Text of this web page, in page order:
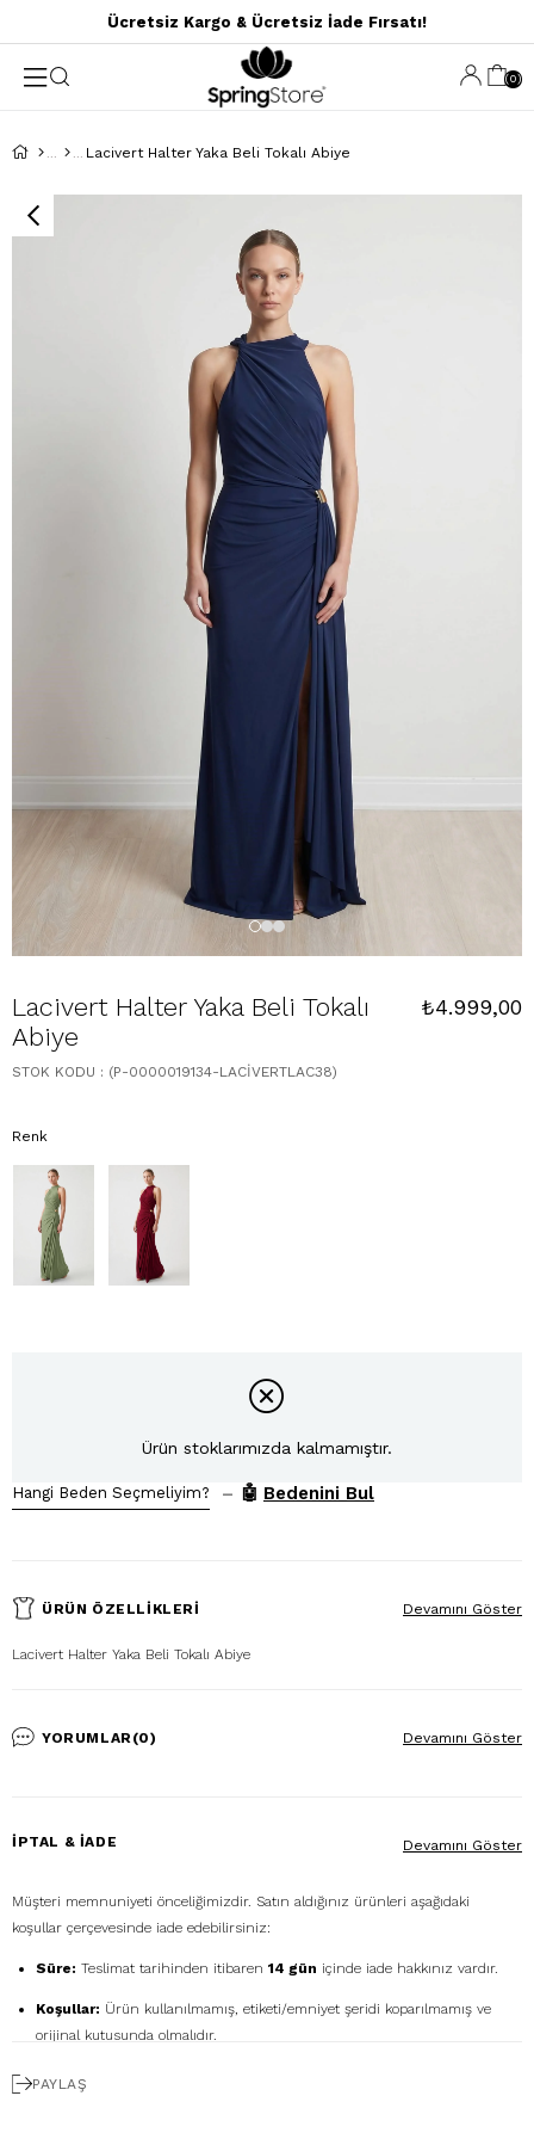
Ücretsiz Kargo & Ücretsiz İade Fırsatı!
0
Lacivert Halter Yaka Beli Tokalı Abiye
Lacivert Halter Yaka Beli Tokalı
Abiye
₺4.999,00
STOK KODU (P-0000019134-LACİVERTLAC38)
Renk
Ürün stoklarımızda kalmamıştır.
Hangi Beden Seçmeliyim? – 🤖 Bedenini Bul
ÜRÜN ÖZELLIKLERI
Lacivert Halter Yaka Beli Tokalı Abiye
Devamını Göster
YORUMLAR (0) Devamını Göster
İPTAL & İADE
Müşteri memnuniyeti önceliğimizdir. Satın aldığınız ürünleri aşağıdaki
koşullar çerçevesinde iade edebilirsiniz:
Süre: Teslimat tarihinden itibaren 14 gün içinde iade hakkınız vardır.
Koşullar: Ürün kullanılmamış, etiketi/emniyet şeridi koparılmamış ve
orijinal kutusunda olmalıdır.
Ücretsiz Gönderim:
Devamını Göster
PAYLAŞ